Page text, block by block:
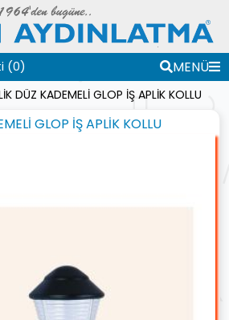
(0)
MENÜ
DÜZ KADEMELİ GLOP İŞ APLİK KOLLU
GLOP İŞ APLİK KOLLU